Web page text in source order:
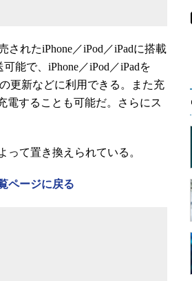
されたiPhone／iPod／iPadに搭載
能で、iPhone／iPod／iPadを
更新などに利用できる。また充
電することも可能だ。さらにス
って置き換えられている。
ページに戻る